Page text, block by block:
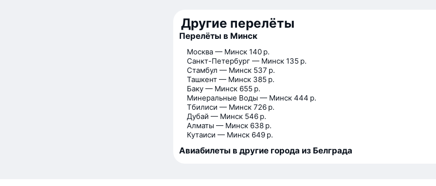
Другие перелёты
Перелёты в Минск
Москва — Минск 140 р.
Санкт-Петербург — Минск 135 р.
Стамбул — Минск 537 р.
Ташкент — Минск 385 р.
Баку — Минск 655 р.
Минеральные Воды — Минск 444 р.
Тбилиси — Минск 726 р.
Дубай — Минск 546 р.
Алматы — Минск 638 р.
Кутаиси — Минск 649 р.
Авиабилеты в другие города из Белграда